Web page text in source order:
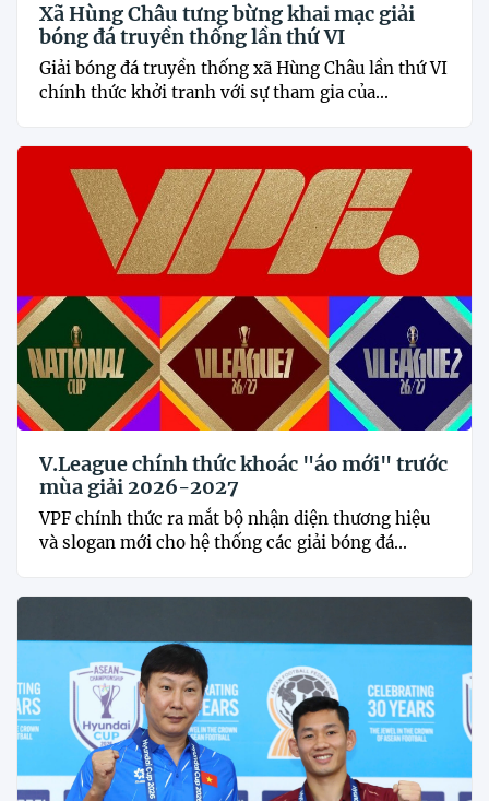
Xã Hùng Châu tưng bừng khai mạc giải
bóng đá truyền thống lần thứ VI
Giải bóng đá truyền thống xã Hùng Châu lần thứ VI
chính thức khởi tranh với sự tham gia của...
V.League chính thức khoác "áo mới" trước
mùa giải 2026-2027
VPF chính thức ra mắt bộ nhận diện thương hiệu
và slogan mới cho hệ thống các giải bóng đá...